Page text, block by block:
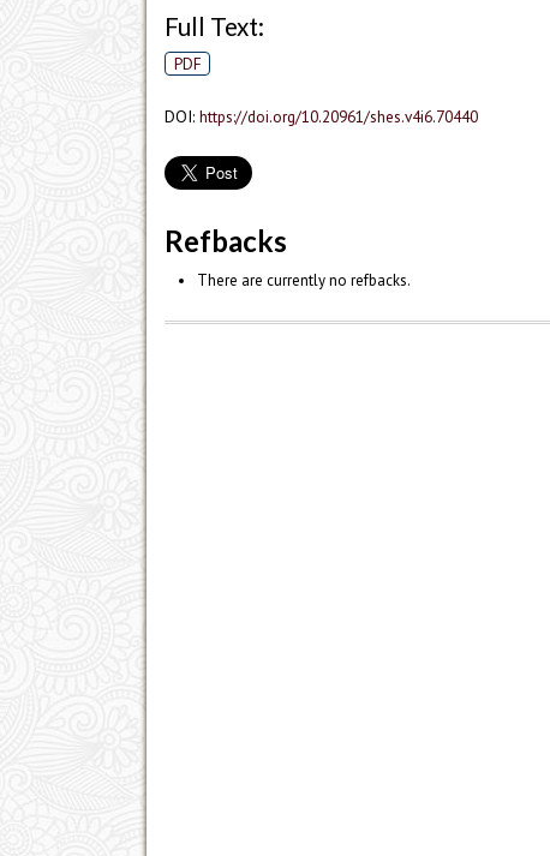
Full Text:
PDF
DOI: https://doi.org/10.20961/shes.v4i6.70440
Refbacks
There are currently no refbacks.